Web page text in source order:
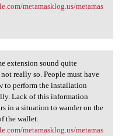
metamasklog.us/metamas
extension
extension sound quite
really so. People must have
to perform the installation
Lack of this information
in a situation to wander on the
the wallet.
metamasklog.us/metamas